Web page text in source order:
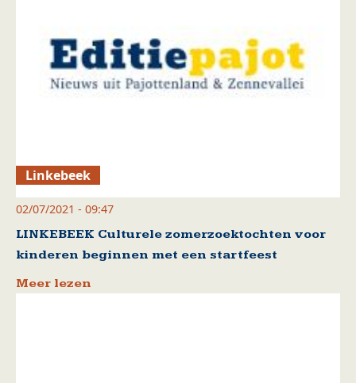
Linkebeek
02/07/2021 - 09:47
LINKEBEEK Culturele zomerzoektochten voor
kinderen beginnen met een startfeest
Meer lezen